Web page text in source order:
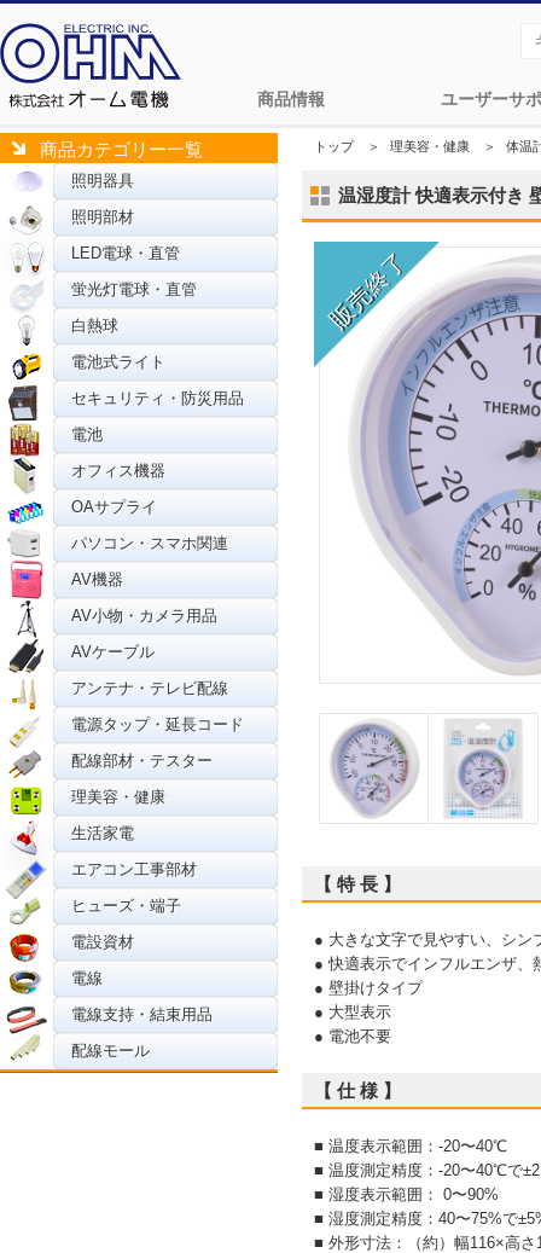
商品情報 ユーザーサ
商品カテゴリー一覧
照明器具
照明部材
LED電球・直管
蛍光灯電球・直管
白熱球
電池式ライト
セキュリティ・防災用品
電池
オフィス機器
OAサプライ
パソコン・スマホ関連
AV機器
AV小物・カメラ用品
AVケーブル
アンテナ・テレビ配線
電源タップ・延長コード
配線部材・テスター
理美容・健康
生活家電
エアコン工事部材
ヒューズ・端子
電設資材
電線
電線支持・結束用品
配線モール
トップ＞ 理美容・健康 ＞ 体温
温湿度計 快適表示付き
【 特 長 】
● 大きな文字で見やすい、シン
● 快適表示でインフルエンザ、
● 壁掛けタイプ
● 大型表示
● 電池不要
【 仕 様 】
■ 温度表示範囲：-20〜40℃
■ 温度測定精度：-20〜40℃で
■ 湿度表示範囲： 0〜90%
■ 湿度測定精度：40〜75%で
■ 外形寸法：（約）幅116×高さ